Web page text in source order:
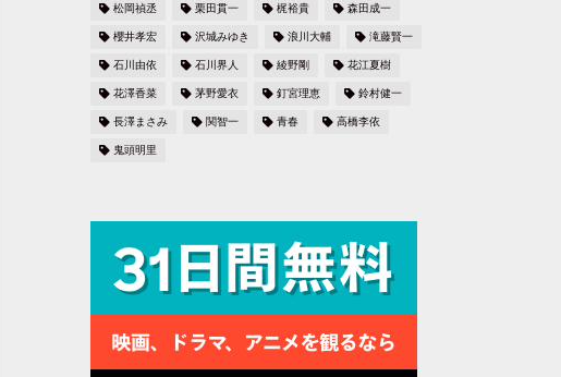
松岡禎丞 栗田貫一 梶裕貴 森田成一
櫻井孝宏 沢城みゆき 浪川大輔 滝藤賢一
石川由依 石川界人 綾野剛 花江夏樹
花澤香菜 茅野愛衣 釘宮理恵 鈴村健一
長澤まさみ 関智一 青春 高橋李依
鬼頭明里